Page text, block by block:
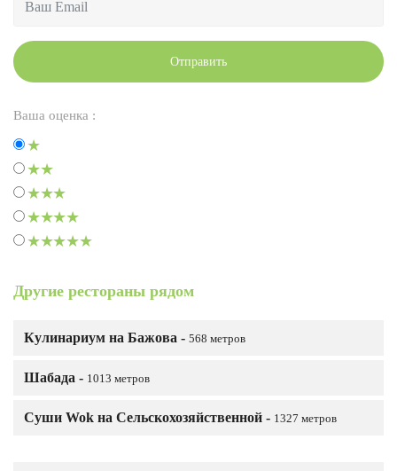
Отправить
Ваша оценка :
Другие рестораны рядом
Кулинариум на Бажова - 568 метров
Шабада - 1013 метров
Суши Wok на Сельскохозяйственной - 1327 метров